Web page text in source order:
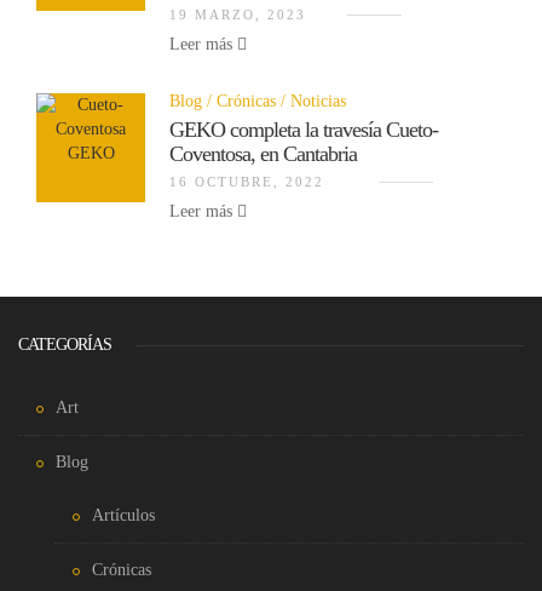
19 MARZO, 2023
Leer más
Blog Crónicas Noticias
GEKO completa la travesía Cueto-
Coventosa, en Cantabria
16 OCTUBRE, 2022
Leer más
CATEGORÍAS
Art
Blog
Artículos
Crónicas